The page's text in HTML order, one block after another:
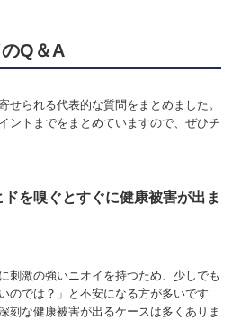
Q＆A
せられる代表的な質問をまとめました。
ントまでをまとめていますので、ぜひチ
を嗅ぐとすぐに健康被害が出ま
刺激の強いニオイを持つため、少しでも
のでは？」と不安になる方が多いです
刻な健康被害が出るケースは多くありま